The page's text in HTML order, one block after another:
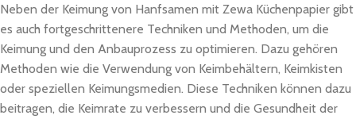
Neben der Keimung von Hanfsamen mit Zewa Küchenpapier gibt
es auch fortgeschrittenere Techniken und Methoden, um die
Keimung und den Anbauprozess zu optimieren. Dazu gehören
Methoden wie die Verwendung von Keimbehältern, Keimkisten
oder speziellen Keimungsmedien. Diese Techniken können dazu
beitragen, die Keimrate zu verbessern und die Gesundheit der